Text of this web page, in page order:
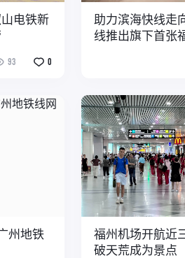
电铁新
93 0
助力滨海快线走
线推出旗下首张
州地铁
福州机场开航近
破天荒成为景点